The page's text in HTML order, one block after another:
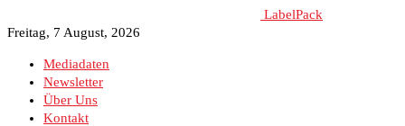
LabelPack
Freitag, 7 August, 2026
Mediadaten
Newsletter
Über Uns
Kontakt